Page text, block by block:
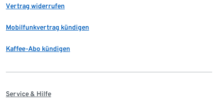
Vertrag widerrufen
Mobilfunkvertrag kündigen
Kaffee-Abo kündigen
Service & Hilfe